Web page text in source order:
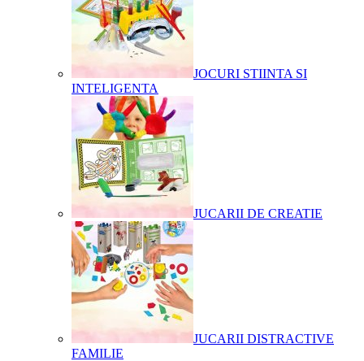
JOCURI STIINTA SI
INTELIGENTA
JUCARII DE CREATIE
JUCARII DISTRACTIVE
FAMILIE